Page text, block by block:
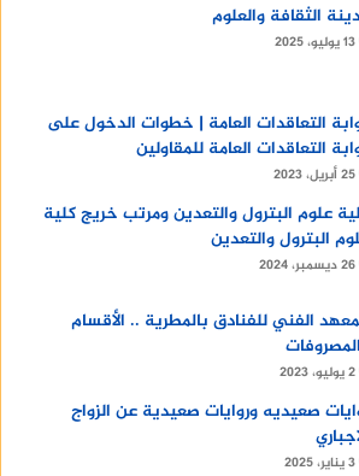
الثقافة والعلوم
13 يوليو، 2025
التعاقدات العامة | خطوات الدخول على
التعاقدات العامة للمقاولين
25 أبريل، 2023
علوم البترول والتعدين ومرتب خريج كلية
البترول والتعدين
26 ديسمبر، 2024
الفني للفنادق بالمطرية .. الأقسام
2 يوليو، 2023
صعيديه وروايات صعيدية عن الزواج
3 يناير، 2025